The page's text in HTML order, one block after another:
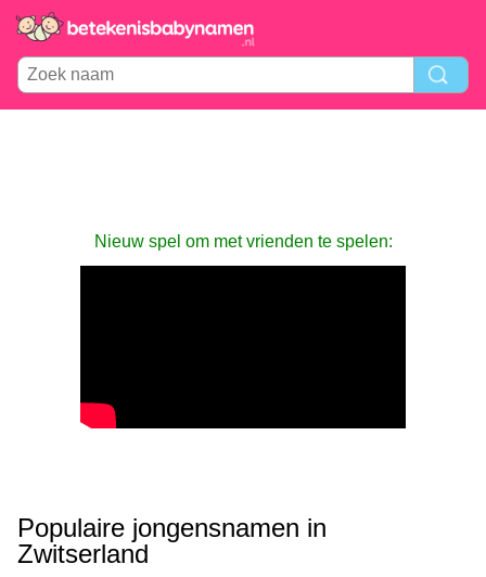
Nieuw spel om met vrienden te spelen:
Populaire jongensnamen in
Zwitserland